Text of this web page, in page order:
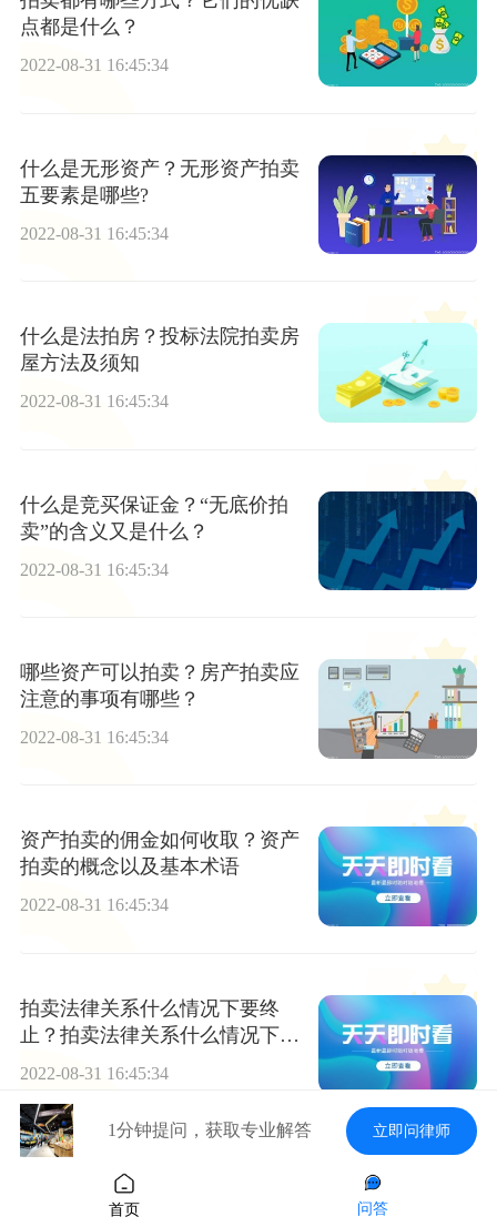
点都是什么？
2022-08-31 16:45:34
什么是无形资产？无形资产拍卖
五要素是哪些?
2022-08-31 16:45:34
什么是法拍房？投标法院拍卖房
屋方法及须知
2022-08-31 16:45:34
什么是竞买保证金？“无底价拍
卖”的含义又是什么？
2022-08-31 16:45:34
哪些资产可以拍卖？房产拍卖应
注意的事项有哪些？
2022-08-31 16:45:34
资产拍卖的佣金如何收取？资产
拍卖的概念以及基本术语
2022-08-31 16:45:34
拍卖法律关系什么情况下要终
止？拍卖法律关系什么情况下要
2022-08-31 16:45:34
资产拍卖签订的委托合同和成交
合同要注意哪些情况？
1分钟提问，获取专业解答 立即问律师
首页 问答